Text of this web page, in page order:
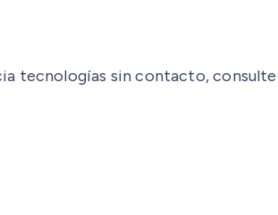
tecnologías sin contacto,